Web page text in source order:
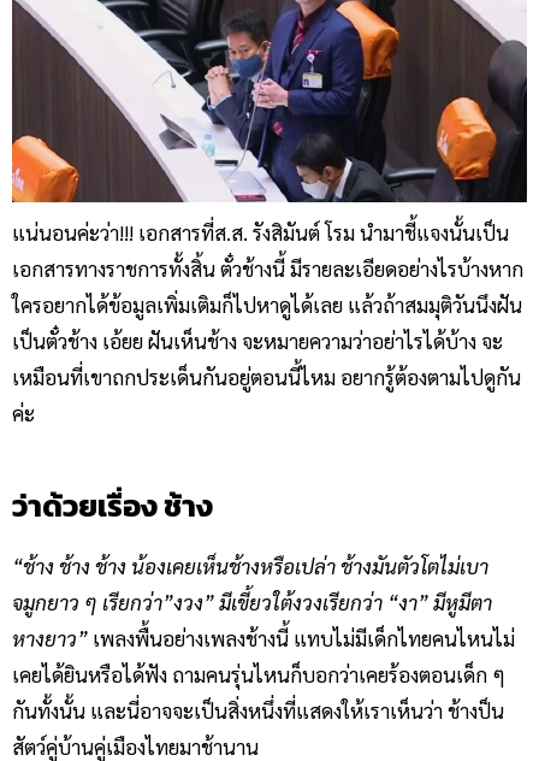
แน่นอนค่ะว่า!!! เอกสารที่ส.ส. รังสิมันต์ โรม นำมาชี้แจงนั้นเป็น
เอกสารทางราชการทั้งสิ้น ตั๋วช้างนี้ มีรายละเอียดอย่างไรบ้างหาก
ใครอยากได้ข้อมูลเพิ่มเติมก็ไปหาดูได้เลย แล้วถ้าสมมุติวันนึงฝัน
เป็นตั๋วช้าง เอ้ยย ฝันเห็นช้าง จะหมายความว่าอย่าไรได้บ้าง จะ
เหมือนที่เขาถกประเด็นกันอยู่ตอนนี้ไหม อยากรู้ต้องตามไปดูกัน
ค่ะ
ว่าด้วยเรื่อง ช้าง
“ช้าง ช้าง ช้าง น้องเคยเห็นช้างหรือเปล่า ช้างมันตัวโตไม่เบา
จมูกยาว ๆ เรียกว่า”งวง” มีเขี้ยวใต้งวงเรียกว่า “งา” มีหูมีตา
หางยาว” เพลงพื้นอย่างเพลงช้างนี้ แทบไม่มีเด็กไทยคนไหนไม่
เคยได้ยินหรือได้ฟัง ถามคนรุ่นไหนก็บอกว่าเคยร้องตอนเด็ก ๆ
กันทั้งนั้น และนี่อาจจะเป็นสิ่งหนึ่งที่แสดงให้เราเห็นว่า ช้างป็น
สัตว์คู่บ้านคู่เมืองไทยมาช้านาน